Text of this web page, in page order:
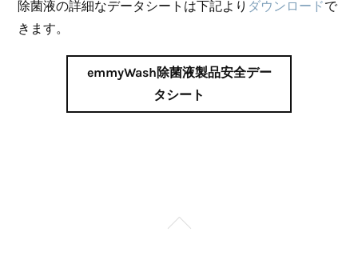
除菌液の詳細なデータシートは下記より ダウンロードで
きます。
emmyWash除菌液製品安全デー
タシート